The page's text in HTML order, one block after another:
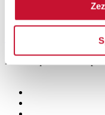
Portes laquéesPortes à